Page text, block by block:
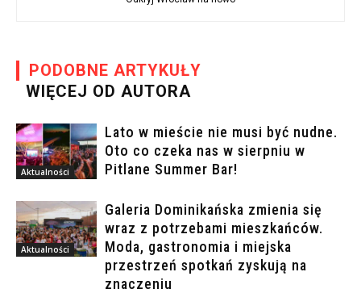
PODOBNE ARTYKUŁY
WIĘCEJ OD AUTORA
Aktualności
Lato w mieście nie musi być nudne.
Oto co czeka nas w sierpniu w
Pitlane Summer Bar!
Aktualności
Galeria Dominikańska zmienia się
wraz z potrzebami mieszkańców.
Moda, gastronomia i miejska
przestrzeń spotkań zyskują na
znaczeniu